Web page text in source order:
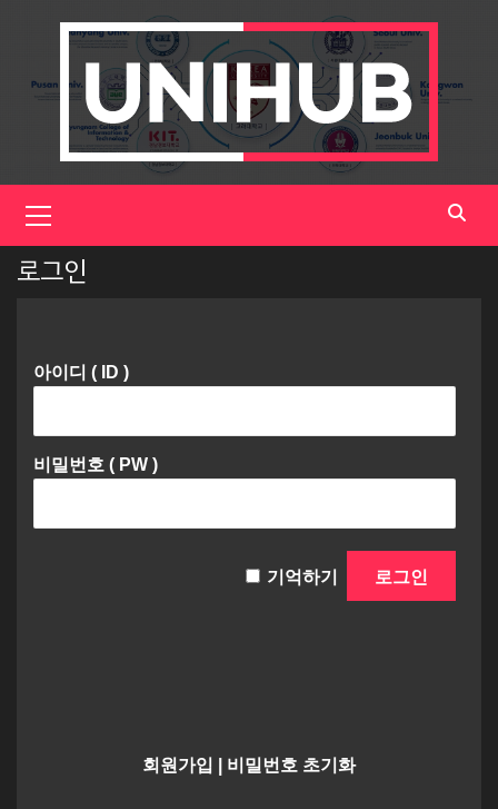
Menu
로그인
아이디 ( ID )
비밀번호 ( PW )
기억하기
회원가입 비밀번호 초기화